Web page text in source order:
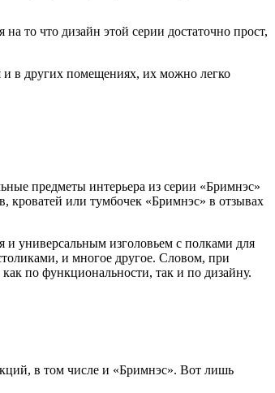
то что дизайн этой серии достаточно прост,
и в других помещениях, их можно легко
предметы интерьера из серии «Бримнэс»
или тумбочек «Бримнэс» в отзывах
универсальным изголовьем с полками для
и многое другое. Словом, при
по функциональности, так и по дизайну.
в том числе и «Бримнэс». Вот лишь